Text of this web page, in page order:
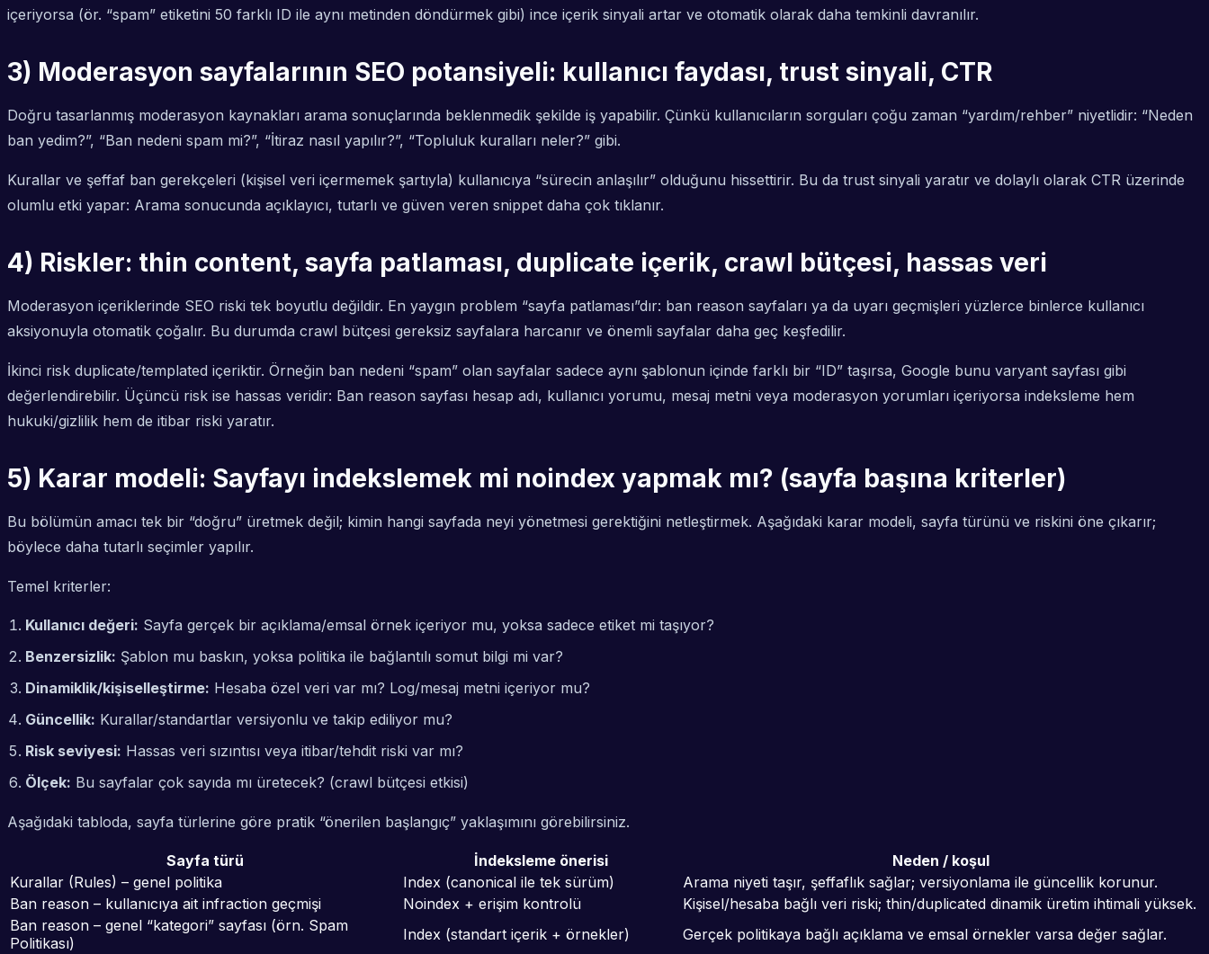
içeriyorsa (ör. “spam” etiketini 50 farklı ID ile aynı metinden döndürmek gibi) ince içerik sinyali artar ve otomatik olarak daha temkinli davranılır.
3) Moderasyon sayfalarının SEO potansiyeli: kullanıcı faydası, trust sinyali, CTR
Doğru tasarlanmış moderasyon kaynakları arama sonuçlarında beklenmedik şekilde iş yapabilir. Çünkü kullanıcıların sorguları çoğu zaman “yardım/rehber” niyetlidir: “Neden
ban yedim?”, “Ban nedeni spam mi?”, “İtiraz nasıl yapılır?”, “Topluluk kuralları neler?” gibi.
Kurallar ve şeffaf ban gerekçeleri (kişisel veri içermemek şartıyla) kullanıcıya “sürecin anlaşılır” olduğunu hissettirir. Bu da trust sinyali yaratır ve dolaylı olarak CTR üzerinde
olumlu etki yapar: Arama sonucunda açıklayıcı, tutarlı ve güven veren snippet daha çok tıklanır.
4) Riskler: thin content, sayfa patlaması, duplicate içerik, crawl bütçesi, hassas veri
Moderasyon içeriklerinde SEO riski tek boyutlu değildir. En yaygın problem “sayfa patlaması”dır: ban reason sayfaları ya da uyarı geçmişleri yüzlerce binlerce kullanıcı
aksiyonuyla otomatik çoğalır. Bu durumda crawl bütçesi gereksiz sayfalara harcanır ve önemli sayfalar daha geç keşfedilir.
İkinci risk duplicate/templated içeriktir. Örneğin ban nedeni “spam” olan sayfalar sadece aynı şablonun içinde farklı bir “ID” taşırsa, Google bunu varyant sayfası gibi
değerlendirebilir. Üçüncü risk ise hassas veridir: Ban reason sayfası hesap adı, kullanıcı yorumu, mesaj metni veya moderasyon yorumları içeriyorsa indeksleme hem
hukuki/gizlilik hem de itibar riski yaratır.
5) Karar modeli: Sayfayı indekslemek mi noindex yapmak mı? (sayfa başına kriterler)
Bu bölümün amacı tek bir “doğru” üretmek değil; kimin hangi sayfada neyi yönetmesi gerektiğini netleştirmek. Aşağıdaki karar modeli, sayfa türünü ve riskini öne çıkarır;
böylece daha tutarlı seçimler yapılır.
Temel kriterler:
Kullanıcı değeri: Sayfa gerçek bir açıklama/emsal örnek içeriyor mu, yoksa sadece etiket mi taşıyor?
Benzersizlik: Şablon mu baskın, yoksa politika ile bağlantılı somut bilgi mi var?
Dinamiklik/kişiselleştirme: Hesaba özel veri var mı? Log/mesaj metni içeriyor mu?
Güncellik: Kurallar/standartlar versiyonlu ve takip ediliyor mu?
Risk seviyesi: Hassas veri sızıntısı veya itibar/tehdit riski var mı?
Ölçek: Bu sayfalar çok sayıda mı üretecek? (crawl bütçesi etkisi)
Aşağıdaki tabloda, sayfa türlerine göre pratik “önerilen başlangıç” yaklaşımını görebilirsiniz.
Sayfa türü İndeksleme önerisi
Neden / koşul
Kurallar (Rules) – genel politika
Index (canonical ile tek sürüm)
Arama niyeti taşır, şeffaflık sağlar; versiyonlama ile güncellik korunur.
Ban reason – kullanıcıya ait infraction geçmişi
Noindex + erişim kontrolü
Kişisel/hesaba bağlı veri riski; thin/duplicated dinamik üretim ihtimali yüksek.
Ban reason – genel “kategori” sayfası (örn. Spam
Politikası)
Index (standart içerik + örnekler) Gerçek politikaya bağlı açıklama ve emsal örnekler varsa değer sağlar.